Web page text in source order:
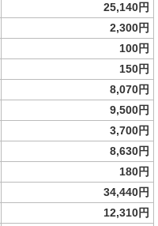
25,140円
2,300円
100円
150円
8,070円
9,500円
3,700円
8,630円
180円
34,440円
12,310円